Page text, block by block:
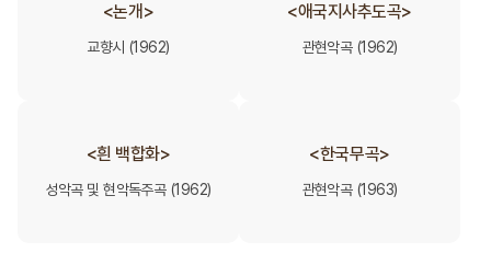
<논개>
교향시 (1962)
<애국지사추도곡>
관현악곡 (1962)
<흰 백합화>
성악곡 및 현악독주곡 (1962)
<한국무곡>
관현악곡 (1963)